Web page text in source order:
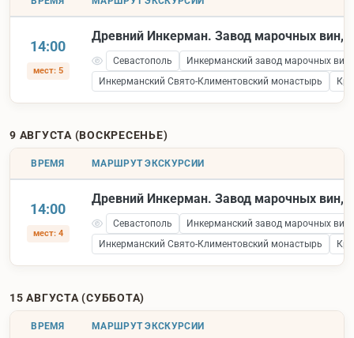
14:00
мест: 5
Древний Инкерман. Завод марочных вин,
Севастополь
Инкерманский завод марочных вин
Инкерманский Свято-Климентовский монастырь
9 АВГУСТА (ВОСКРЕСЕНЬЕ)
ВРЕМЯ МАРШРУТ ЭКСКУРСИИ
14:00
мест: 4
Древний Инкерман. Завод марочных вин,
Севастополь
Инкерманский завод марочных вин
Инкерманский Свято-Климентовский монастырь
15 АВГУСТА (СУББОТА)
ВРЕМЯ МАРШРУТ ЭКСКУРСИИ